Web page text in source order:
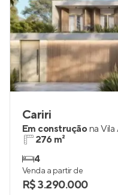
Cariri
Em construçãona Vila
276 m²
4
Venda a partir de
R$ 3.290.000